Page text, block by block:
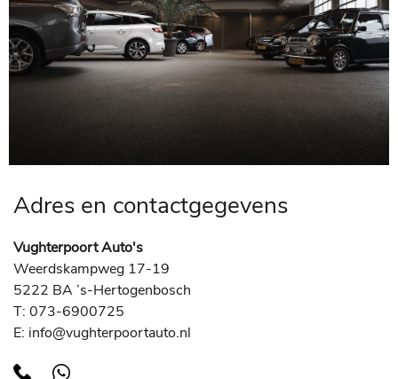
Adres en contactgegevens
Vughterpoort Auto's
Weerdskampweg 17-19
5222 BA ’s-Hertogenbosch
T: 073-6900725
E: info@vughterpoortauto.nl